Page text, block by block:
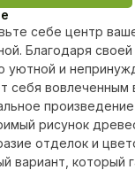
себе центр
Благодаря
уютной и
себя
рисунок
отделок и
вариант, который